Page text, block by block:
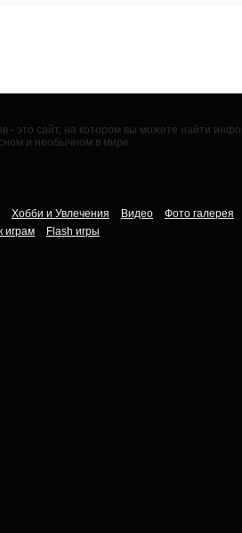
- это сайт, на котором вы можете найти
и необычном в мире.
Хобби и Увлечения Видео
Фото галерея
играм Flash игры